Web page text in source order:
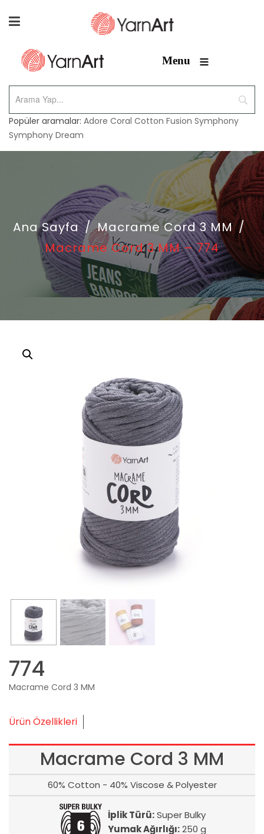
Menu ≡
Popüler aramalar: Adore Coral Cotton Fusion Symphony
Symphony Dream
Ana Sayfa / Macrame Cord 3 MM /
Macrame Cord 3 MM – 774
774
Macrame Cord 3 MM
Ürün Özellikleri
Macrame Cord 3 MM
60% Cotton - 40% Viscose & Polyester
İplik Türü:Super Bulky
Yumak Ağırlığı:250 g